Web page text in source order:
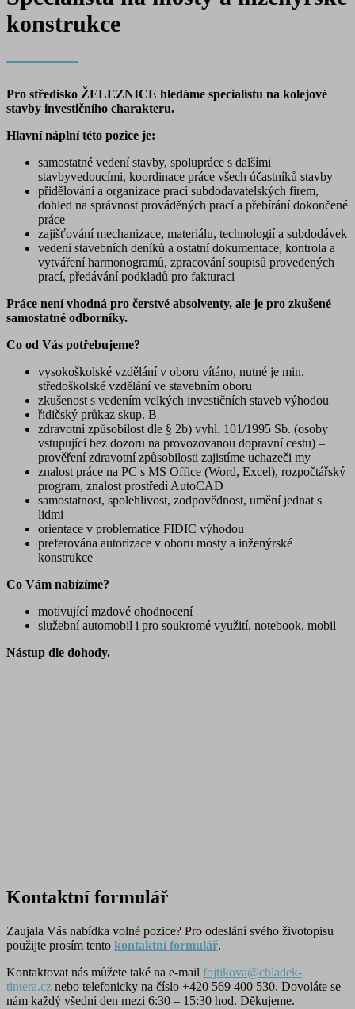
konstrukce
Pro středisko ŽELEZNICE hledáme specialistu na kolejové
stavby investičního charakteru.
Hlavní náplní této pozice je:
samostatné vedení stavby, spolupráce s dalšími
stavbyvedoucími, koordinace práce všech účastníků stavby
přidělování a organizace prací subdodavatelských firem,
dohled na správnost prováděných prací a přebírání dokončené
práce
zajišťování mechanizace, materiálu, technologií a subdodávek
vedení stavebních deníků a ostatní dokumentace, kontrola a
vytváření harmonogramů, zpracování soupisů provedených
prací, předávání podkladů pro fakturaci
Práce není vhodná pro čerstvé absolventy, ale je pro zkušené
samostatné odborníky.
Co od Vás potřebujeme?
vysokoškolské vzdělání v oboru vítáno, nutné je min.
středoškolské vzdělání ve stavebním oboru
zkušenost s vedením velkých investičních staveb výhodou
řidičský průkaz skup. B
zdravotní způsobilost dle § 2b) vyhl. 101/1995 Sb. (osoby
vstupující bez dozoru na provozovanou dopravní cestu) –
prověření zdravotní způsobilosti zajistíme uchazeči my
znalost práce na PC s MS Office (Word, Excel), rozpočtářský
program, znalost prostředí AutoCAD
samostatnost, spolehlivost, zodpovědnost, umění jednat s
lidmi
orientace v problematice FIDIC výhodou
preferována autorizace v oboru mosty a inženýrské
konstrukce
Co Vám nabízíme?
motivující mzdové ohodnocení
služební automobil i pro soukromé využití, notebook, mobil
Nástup dle dohody.
Kontaktní formulář
Zaujala Vás nabídka volné pozice? Pro odeslání svého životopisu
použijte prosím tento kontaktní formulář.
Kontaktovat nás můžete také na e-mail fojtikova@chladek-
tintera.cz nebo telefonicky na číslo +420 569 400 530. Dovoláte se
nám každý všední den mezi 6:30 – 15:30 hod. Děkujeme.